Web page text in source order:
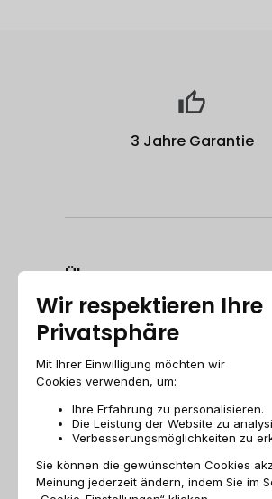
3 Jahre Garantie
Über uns
Wer ist Recommerce®?
Freunde werben
Recommerce group